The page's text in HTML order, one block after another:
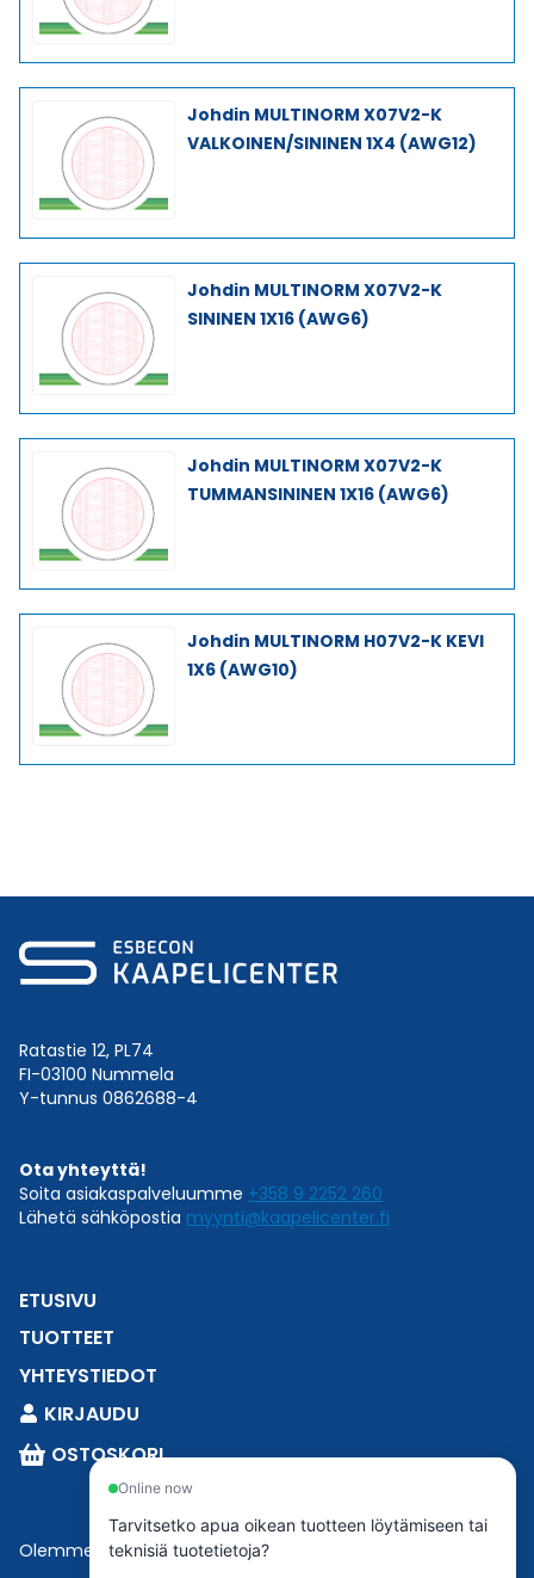
Johdin MULTINORM X07V2-K
VALKOINEN/SININEN 1X4 (AWG12)
Johdin MULTINORM X07V2-K
SININEN 1X16 (AWG6)
Johdin MULTINORM X07V2-K
TUMMANSININEN 1X16 (AWG6)
Johdin MULTINORM H07V2-K KEVI
1X6 (AWG10)
Ratastie 12, PL74
FI-03100 Nummela
Y-tunnus 0862688-4
Ota yhteyttä!
Soita asiakaspalveluumme +358 9 2252 260
Lähetä sähköpostia myynti@kaapelicenter.fi
ETUSIVU
TUOTTEET
YHTEYSTIEDOT
KIRJAUDU
OSTOSKORI
Olemme osaEsbeconia.
Online now
Tarvitsetko apua oikean tuotteen löytämiseen tai
teknisiä tuotetietoja?